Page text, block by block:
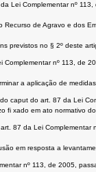
Lei Complementar nº
Recurso de Agravo e dos
previstos no § 2º deste
Complementar nº 113, de
a aplicação de
caput do art. 87 da Lei
fi xado em ato normativo
87 da Lei
em resposta a
nº 113, de 2005,